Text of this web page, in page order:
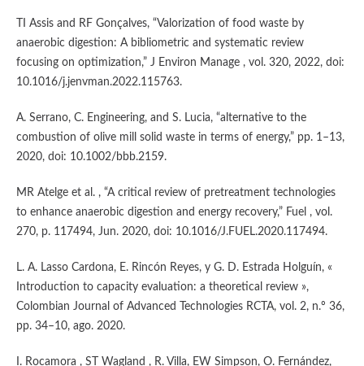
TI Assis and RF Gonçalves, “Valorization of food waste by
anaerobic digestion: A bibliometric and systematic review
focusing on optimization,” J Environ Manage , vol. 320, 2022, doi:
10.1016/j.jenvman.2022.115763.
A. Serrano, C. Engineering, and S. Lucia, “alternative to the
combustion of olive mill solid waste in terms of energy,” pp. 1–13,
2020, doi: 10.1002/bbb.2159.
MR Atelge et al. , “A critical review of pretreatment technologies
to enhance anaerobic digestion and energy recovery,” Fuel , vol.
270, p. 117494, Jun. 2020, doi: 10.1016/J.FUEL.2020.117494.
L. A. Lasso Cardona, E. Rincón Reyes, y G. D. Estrada Holguín, «
Introduction to capacity evaluation: a theoretical review »,
Colombian Journal of Advanced Technologies RCTA, vol. 2, n.º 36,
pp. 34–10, ago. 2020.
I. Rocamora , ST Wagland , R. Villa, EW Simpson, O. Fernández,